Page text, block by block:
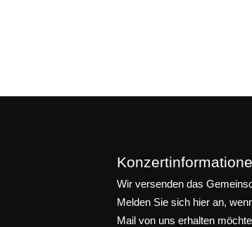
Wir versenden das
Melden Sie sich hier an,
Mail von uns erhalten